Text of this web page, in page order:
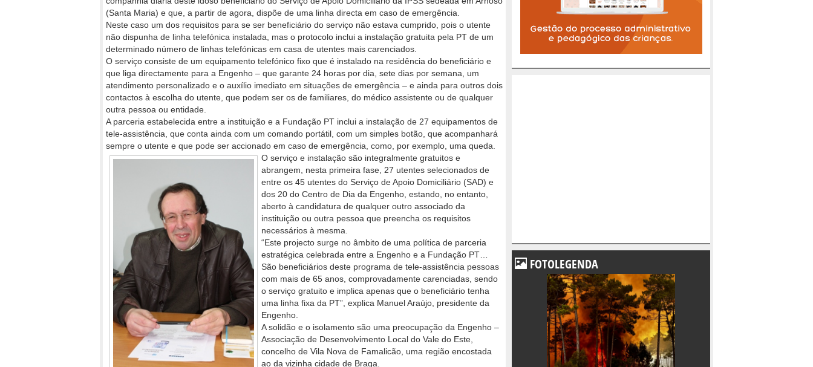
(Santa Maria) e que, a partir de agora, dispõe de uma linha directa em caso de emergência.
Neste caso um dos requisitos para se ser beneficiário do serviço não estava cumprido, pois o utente
não dispunha de linha telefónica instalada, mas o protocolo inclui a instalação gratuita pela PT de um
determinado número de linhas telefónicas em casa de utentes mais carenciados.
O serviço consiste de um equipamento telefónico fixo que é instalado na residência do beneficiário e
que liga directamente para a Engenho – que garante 24 horas por dia, sete dias por semana, um
atendimento personalizado e o auxílio imediato em situações de emergência – e ainda para outros dois
contactos à escolha do utente, que podem ser os de familiares, do médico assistente ou de qualquer
outra pessoa ou entidade.
A parceria estabelecida entre a instituição e a Fundação PT inclui a instalação de 27 equipamentos de
tele-assistência, que conta ainda com um comando portátil, com um simples botão, que acompanhará
sempre o utente e que pode ser accionado em caso de emergência, como, por exemplo, uma queda.
O serviço e instalação são integralmente gratuitos e
abrangem, nesta primeira fase, 27 utentes selecionados de
entre os 45 utentes do Serviço de Apoio Domiciliário (SAD) e
dos 20 do Centro de Dia da Engenho, estando, no entanto,
aberto à candidatura de qualquer outro associado da
instituição ou outra pessoa que preencha os requisitos
necessários à mesma.
“Este projecto surge no âmbito de uma política de parceria
estratégica celebrada entre a Engenho e a Fundação PT…
São beneficiários deste programa de tele-assistência pessoas
com mais de 65 anos, comprovadamente carenciadas, sendo
o serviço gratuito e implica apenas que o beneficiário tenha
uma linha fixa da PT”, explica Manuel Araújo, presidente da
Engenho.
A solidão e o isolamento são uma preocupação da Engenho –
Associação de Desenvolvimento Local do Vale do Este,
concelho de Vila Nova de Famalicão, uma região encostada
ao da vizinha cidade de Braga.
FOTOLEGENDA